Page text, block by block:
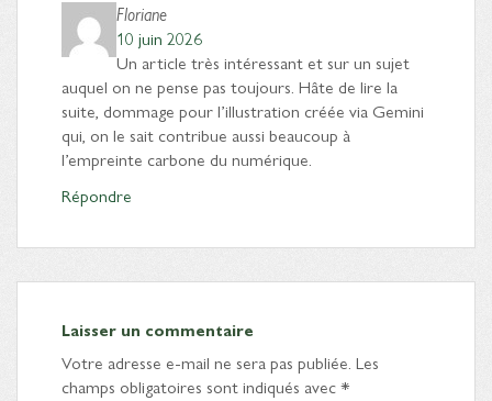
Floriane
10 juin 2026
Un article très intéressant et sur un sujet
auquel on ne pense pas toujours. Hâte de lire la
suite, dommage pour l’illustration créée via Gemini
qui, on le sait contribue aussi beaucoup à
l’empreinte carbone du numérique.
Répondre
Laisser un commentaire
Votre adresse e-mail ne sera pas publiée. Les
champs obligatoires sont indiqués avec*